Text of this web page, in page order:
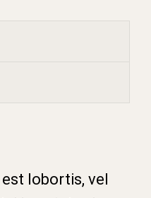
lobortis, vel